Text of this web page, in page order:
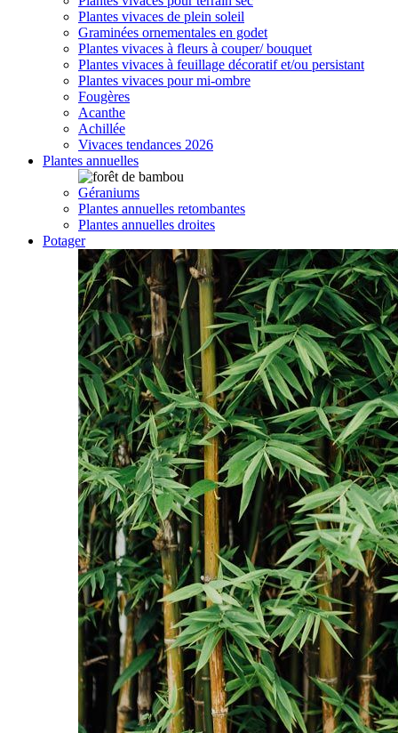
Plantes vivaces de plein soleil
Graminées ornementales en godet
Plantes vivaces à fleurs à couper/ bouquet
Plantes vivaces à feuillage décoratif et/ou persistant
Plantes vivaces pour mi-ombre
Fougères
Acanthe
Achillée
Vivaces tendances 2026
Plantes annuelles
Géraniums
Plantes annuelles retombantes
Plantes annuelles droites
Potager